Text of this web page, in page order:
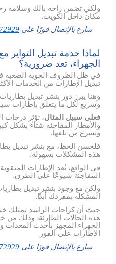
ولكي تضمن راحة بالك وسلامة
مكان داخل الكويت.
سارع بالإتصال فورًا على
لماذا خدمة تبديل التواير
الجهراء، تعد ضرورية؟
في ظل الظروف الجوية الصعبة
تبديل الإطارات من الخدمات
وهنا يبرز دور بنشر تبديل
وسريع لكل ما يتعلق بإطارات
فعلى سبيل المثال، تؤثر درجات
والأمطار المفاجئة شتاءً بشكل
وتسرع من تلفها.
فلحسن الحظ، مع بنشر تبديل
هذه المشكلات بسهولة.
في الواقع، تُعد الإطارات
المفاجئة شيوعًا على الطرق.
ولكن مع وجود بنشر تبديل
المشكلة بمفردك أبدًا.
حيث أن كراجات الراشد تمتلك
هذه الحالات الطارئة، وذلك من
الجهراء المجهز بأحدث المعدات
الإطارات على الفور.
سارع بالإتصال فورًا على